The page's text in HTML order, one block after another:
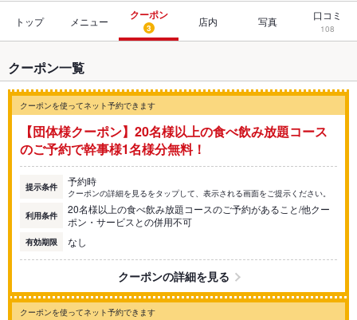
トップ メニュー クーポン
3 店内 写真 口コミ
108
クーポン一覧
クーポンを使ってネット予約できます
【団体様クーポン】20名様以上の食べ飲み放題コース
のご予約で幹事様1名様分無料！
提示条件 予約時
クーポンの詳細を見るをタップして、表示される画面をご提示ください。
利用条件
20名様以上の食べ飲み放題コースのご予約があること/他クー
ポン・サービスとの併用不可
有効期限 なし
クーポンの詳細を見る
クーポンを使ってネット予約できます